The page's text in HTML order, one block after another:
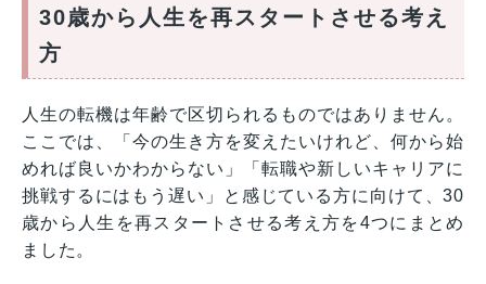
30歳から人生を再スタートさせる考え
方
人生の転機は年齢で区切られるものではありません。
ここでは、「今の生き方を変えたいけれど、何から始
めれば良いかわからない」「転職や新しいキャリアに
挑戦するにはもう遅い」と感じている方に向けて、30
歳から人生を再スタートさせる考え方を4つにまとめ
ました。